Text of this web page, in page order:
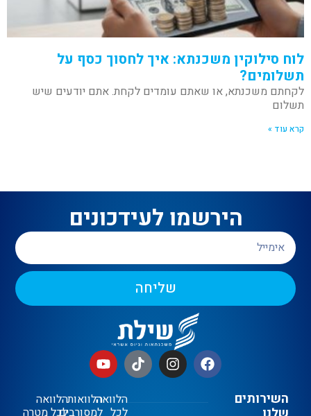
לוח סילוקין משכנתא: איך לחסוך כסף על
תשלומים?
לקחתם משכנתא, או שאתם עומדים לקחת. אתם יודעים שיש
תשלום
קרא עוד »
הירשמו לעידכונים
שליחה
השירותים הלוואה
לכל
הלוואות
למסורבים
הלוואה
לכל מטרה